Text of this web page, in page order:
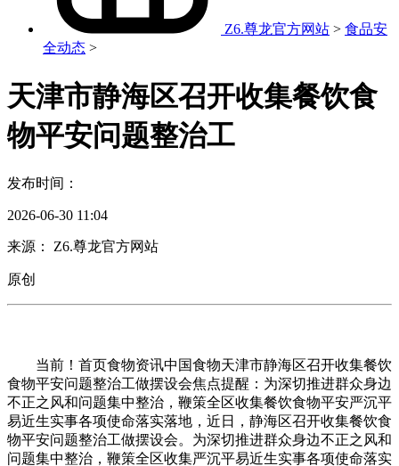
Z6.尊龙官方网站 > 食品安
全动态 >
天津市静海区召开收集餐饮食
物平安问题整治工
发布时间：
2026-06-30 11:04
来源： Z6.尊龙官方网站
原创
当前！首页食物资讯中国食物天津市静海区召开收集餐饮
食物平安问题整治工做摆设会焦点提醒：为深切推进群众身边
不正之风和问题集中整治，鞭策全区收集餐饮食物平安严沉平
易近生实事各项使命落实落地，近日，静海区召开收集餐饮食
物平安问题整治工做摆设会。为深切推进群众身边不正之风和
问题集中整治，鞭策全区收集严沉平易近生实事各项使命落实